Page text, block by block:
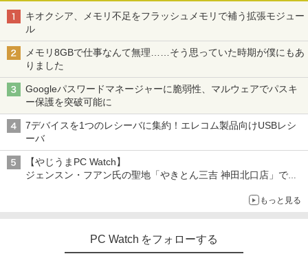
キオクシア、メモリ不足をフラッシュメモリで補う拡張モジュー
ル
メモリ8GBで仕事なんて無理……そう思っていた時期が僕にもあ
りました
Googleパスワードマネージャーに脆弱性、マルウェアでパスキ
ー保護を突破可能に
7デバイスを1つのレシーバに集約！エレコム製品向けUSBレシ
ーバ
【やじうまPC Watch】
ジェンスン・フアン氏の聖地「やきとん三吉 神田北口店」で
～コース名を変更したのはNVIDIAに怒られたからではないもっと見る
PC Watch をフォローする